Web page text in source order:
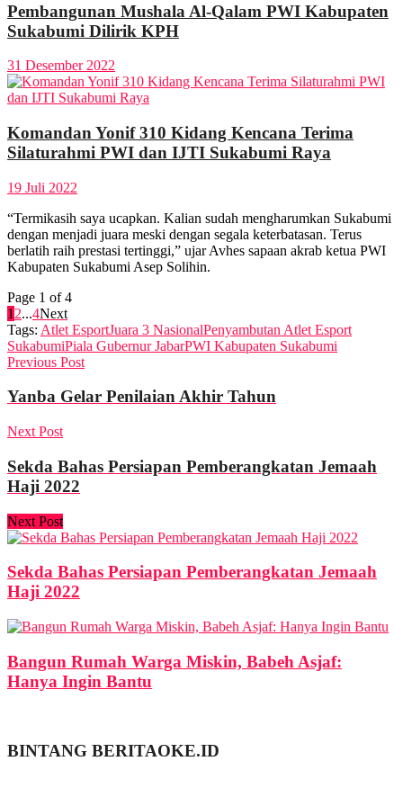
Pembangunan Mushala Al-Qalam PWI Kabupaten
Sukabumi Dilirik KPH
31 Desember 2022
Komandan Yonif 310 Kidang Kencana Terima
Silaturahmi PWI dan IJTI Sukabumi Raya
19 Juli 2022
“Termikasih saya ucapkan. Kalian sudah mengharumkan Sukabumi
dengan menjadi juara meski dengan segala keterbatasan. Terus
berlatih raih prestasi tertinggi,” ujar Avhes sapaan akrab ketua PWI
Kabupaten Sukabumi Asep Solihin.
Page 1 of 4
1 2...4Next
Tags: Atlet EsportJuara 3 NasionalPenyambutan Atlet Esport
SukabumiPiala Gubernur JabarPWI Kabupaten Sukabumi
Previous Post
Yanba Gelar Penilaian Akhir Tahun
Next Post
Sekda Bahas Persiapan Pemberangkatan Jemaah
Haji 2022
Next Post
Sekda Bahas Persiapan Pemberangkatan Jemaah
Haji 2022
Bangun Rumah Warga Miskin, Babeh Asjaf:
Hanya Ingin Bantu
BINTANG BERITAOKE.ID